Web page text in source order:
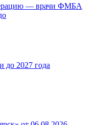
— врачи ФМБА
до 2027 года